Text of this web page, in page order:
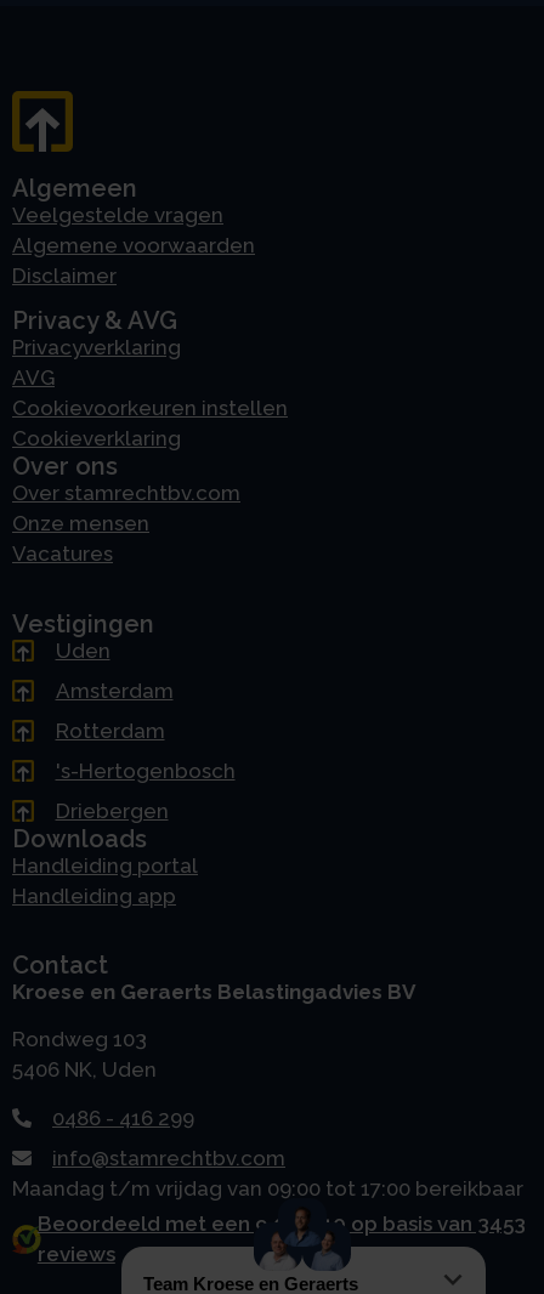
Algemeen
Veelgestelde vragen
Algemene voorwaarden
Disclaimer
Privacy & AVG
Privacyverklaring
AVG
Cookievoorkeuren instellen
Cookieverklaring
Over ons
Over stamrechtbv.com
Onze mensen
Vacatures
Vestigingen
Uden
Amsterdam
Rotterdam
's-Hertogenbosch
Driebergen
Downloads
Handleiding portal
Handleiding app
Contact
Kroese en Geraerts Belastingadvies BV
Rondweg 103
5406 NK, Uden
0486 - 416 299
info@stamrechtbv.com
Maandag t/m vrijdag van 09:00 tot 17:00 bereikbaar
Beoordeeld met een 9.0 uit 10 op basis van 3453
reviews